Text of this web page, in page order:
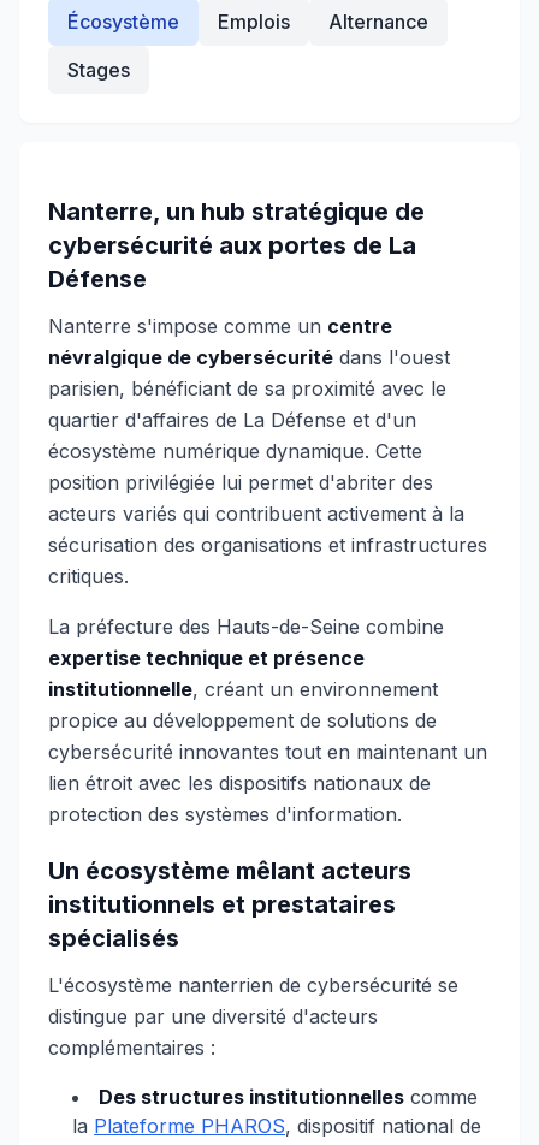
Écosystème Emplois
Alternance
Stages
Nanterre, un hub stratégique de
cybersécurité aux portes de La
Défense
Nanterre s'impose comme un centre
névralgique de cybersécurité dans l'ouest
parisien, bénéficiant de sa proximité avec le
quartier d'affaires de La Défense et d'un
écosystème numérique dynamique. Cette
position privilégiée lui permet d'abriter des
acteurs variés qui contribuent activement à la
sécurisation des organisations et infrastructures
critiques.
La préfecture des Hauts-de-Seine combine
expertise technique et présence
institutionnelle, créant un environnement
propice au développement de solutions de
cybersécurité innovantes tout en maintenant un
lien étroit avec les dispositifs nationaux de
protection des systèmes d'information.
Un écosystème mêlant acteurs
institutionnels et prestataires
spécialisés
L'écosystème nanterrien de cybersécurité se
distingue par une diversité d'acteurs
complémentaires :
Des structures institutionnelles comme
la Plateforme PHAROS, dispositif national de